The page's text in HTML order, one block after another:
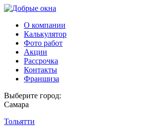
О компании
Калькулятор
Фото работ
Акции
Рассрочка
Контакты
Франшиза
Выберите город:
Самара
Тольятти